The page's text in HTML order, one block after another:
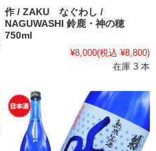
作 / ZAKU なぐわし /
NAGUWASHI 鈴鹿・神の穂
750ml
¥8,000(税込 ¥8,800)
在庫 3 本